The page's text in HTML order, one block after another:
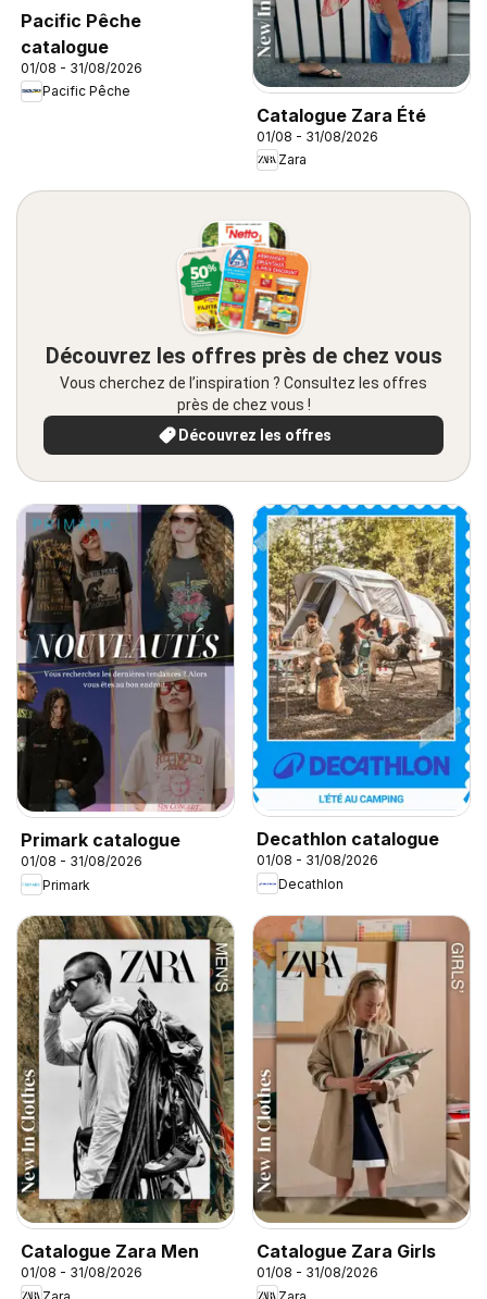
Pacific Pêche
catalogue
01/08 - 31/08/2026
Pacific Pêche
Catalogue Zara Été
01/08 - 31/08/2026
Zara
Découvrez les offres près de chez vous
Vous cherchez de l’inspiration ? Consultez les offres
près de chez vous !
Découvrez les offres
Primark catalogue
01/08 - 31/08/2026
Primark
Decathlon catalogue
01/08 - 31/08/2026
Decathlon
Catalogue Zara Men
01/08 - 31/08/2026
Catalogue Zara Girls
01/08 - 31/08/2026